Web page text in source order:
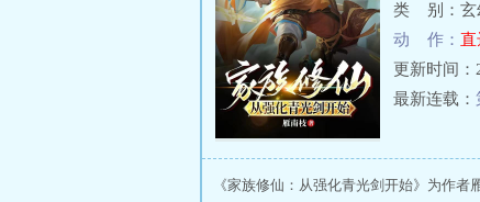
类 别：玄
动 作： 直
更新时间：
最新连载：
《家族修仙：从强化青光剑开始》为作